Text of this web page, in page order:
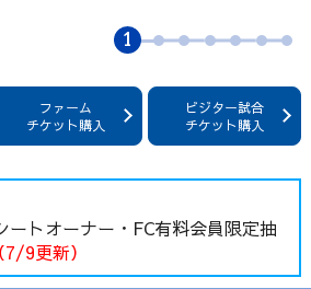
1
ファーム
チケット購入
ビジター試合
チケット購入
ートオーナー・FC有料会員限定抽
（7/9更新）
付は終了いたしました。